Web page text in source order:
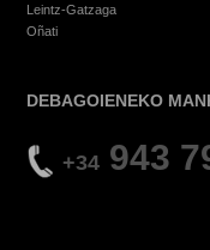
Leintz-Gatzaga
Oñati
DEBAGOIENEKO
+34 943